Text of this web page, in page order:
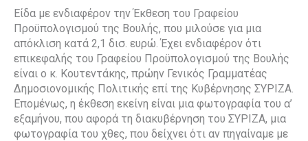
Είδα με ενδιαφέρον την Έκθεση του Γραφείου
Προϋπολογισμού της Βουλής, που μιλούσε για μια
απόκλιση κατά 2,1 δισ. ευρώ. Έχει ενδιαφέρον ότι
επικεφαλής του Γραφείου Προϋπολογισμού της Βουλής
είναι ο κ. Κουτεντάκης, πρώην Γενικός Γραμματέας
Δημοσιονομικής Πολιτικής επί της Κυβέρνησης ΣΥΡΙΖΑ.
Επομένως, η έκθεση εκείνη είναι μια φωτογραφία του α’
εξαμήνου, που αφορά τη διακυβέρνηση του ΣΥΡΙΖΑ, μια
φωτογραφία του χθες, που δείχνει ότι αν πηγαίναμε με